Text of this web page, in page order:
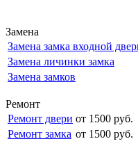
Замена
Замена замка входной
Замена личинки замка
Замена замков
Ремонт
Ремонт двери от 1500 руб.
Ремонт замка от 1500 руб.